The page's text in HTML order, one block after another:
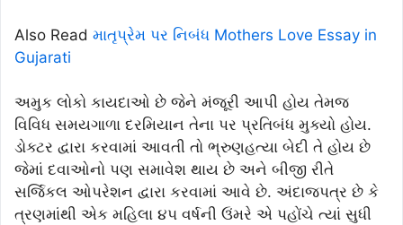
Also Read માતૃપ્રેમ પર નિબંધ Mothers Love Essay in
Gujarati
અમુક લોકો કાયદાઓ છે જેને મંજૂરી આપી હોય તેમજ
વિવિધ સમયગાળા દરમિયાન તેના પર પ્રતિબંધ મુક્યો હોય.
ડોક્ટર દ્વારા કરવામાં આવતી તો ભ્રુણહત્યા બેદી તે હોય છે
જેમાં દવાઓનો પણ સમાવેશ થાય છે અને બીજી રીતે
સર્જિકલ ઓપરેશન દ્વારા કરવામાં આવે છે. અંદાજપત્ર છે કે
ત્રણમાંથી એક મહિલા ૪૫ વર્ષની ઉંમરે એ પહોંચે ત્યાં સુધી